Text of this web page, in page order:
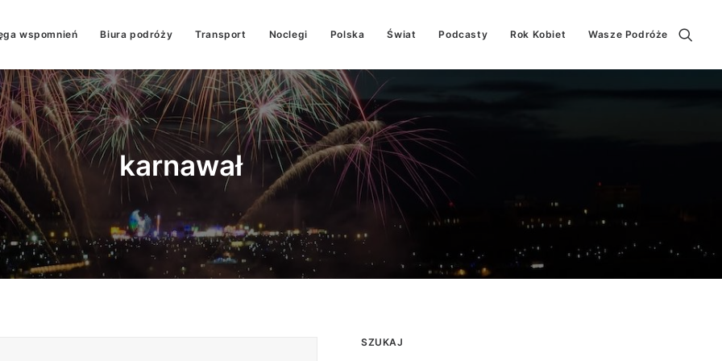
wspomnień Biura podróży Transport Noclegi Polska Świat Podcasty Rok Kobiet Wasze Podróże
karnawał
SZUKAJ